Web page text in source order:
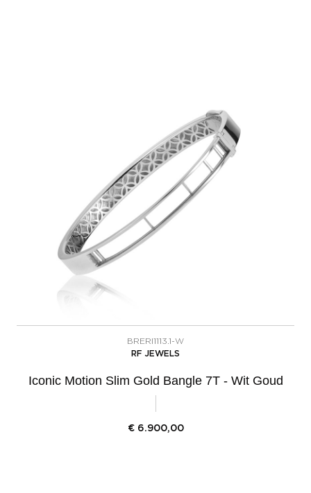
BRERI1113.1-W
RF JEWELS
Iconic Motion Slim Gold Bangle 7T - Wit Goud
€ 6.900,00